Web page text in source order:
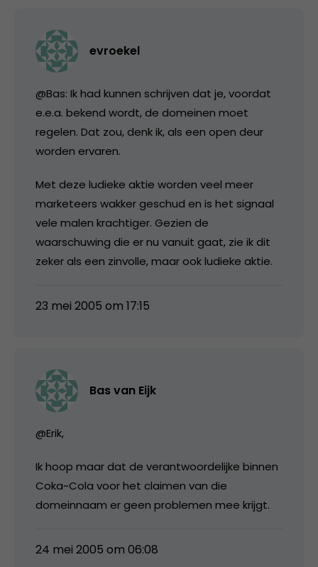
evroekel
@Bas: Ik had kunnen schrijven dat je, voordat
e.e.a. bekend wordt, de domeinen moet
regelen. Dat zou, denk ik, als een open deur
worden ervaren.
Met deze ludieke aktie worden veel meer
marketeers wakker geschud en is het signaal
vele malen krachtiger. Gezien de
waarschuwing die er nu vanuit gaat, zie ik dit
zeker als een zinvolle, maar ook ludieke aktie.
23 mei 2005 om 17:15
Bas van Eijk
@Erik,
Ik hoop maar dat de verantwoordelijke binnen
Coka~Cola voor het claimen van die
domeinnaam er geen problemen mee krijgt.
24 mei 2005 om 06:08